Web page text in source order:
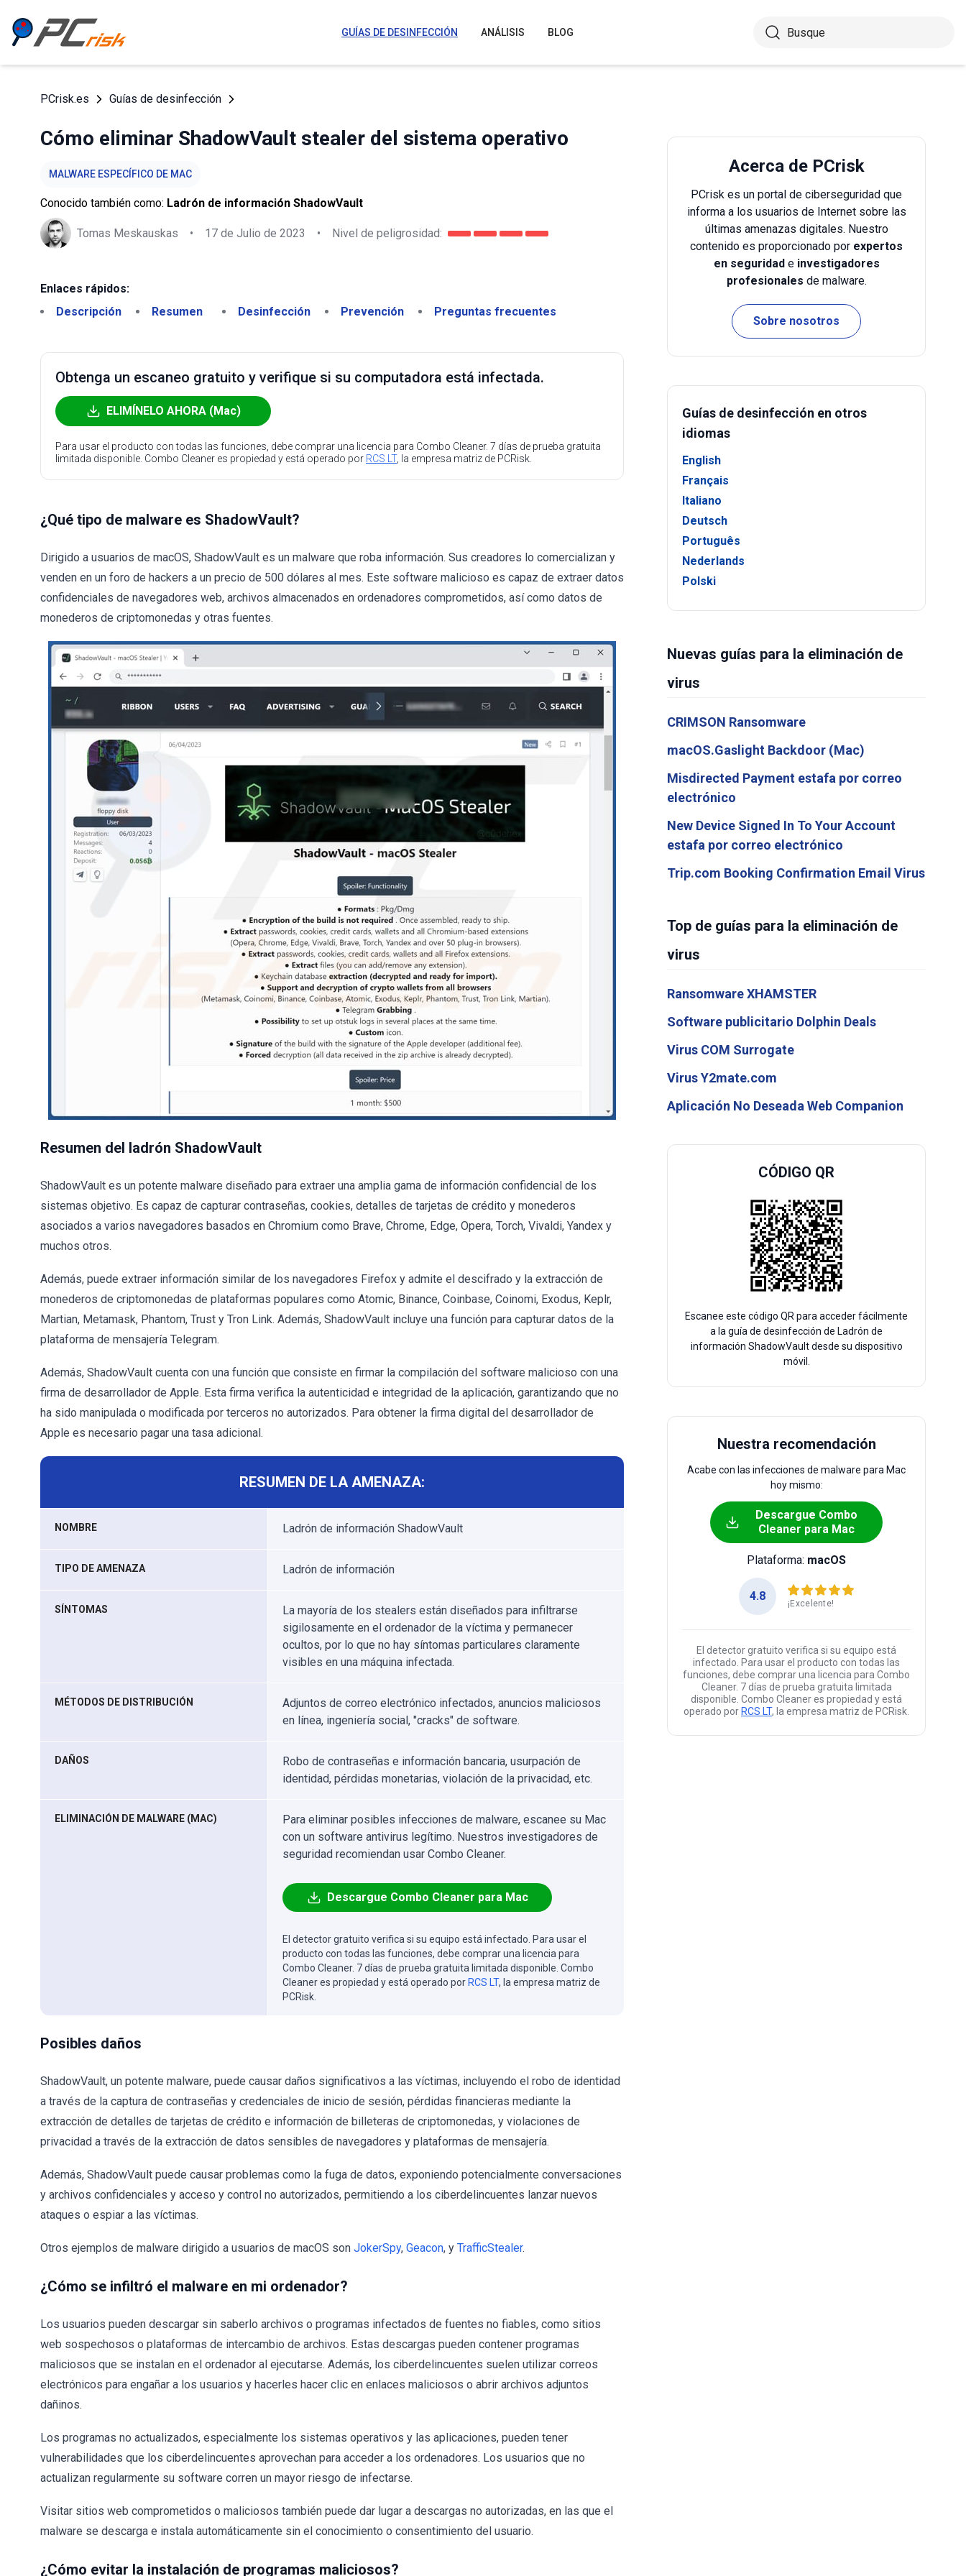
GUÍAS DE DESINFECCIÓN ANÁLISIS BLOG
PCrisk.es Guías de desinfección
Cómo eliminar ShadowVault stealer del sistema operativo
MALWARE ESPECÍFICO DE MAC
Conocido también como: Ladrón de información ShadowVault
Tomas Meskauskas • 17 de Julio de 2023 • Nivel de peligrosidad:
Enlaces rápidos:
Descripción
Resumen Desinfección Prevención Preguntas frecuentes
Obtenga un escaneo gratuito y verifique si su computadora está infectada.
ELIMÍNELO AHORA (Mac)
Para usar el producto con todas las funciones, debe comprar una licencia para Combo Cleaner. 7 días de prueba gratuita
limitada disponible. Combo Cleaner es propiedad y está operado por RCS LT, la empresa matriz de PCRisk.
¿Qué tipo de malware es ShadowVault?
Dirigido a usuarios de macOS, ShadowVault es un malware que roba información. Sus creadores lo comercializan y
venden en un foro de hackers a un precio de 500 dólares al mes. Este software malicioso es capaz de extraer datos
confidenciales de navegadores web, archivos almacenados en ordenadores comprometidos, así como datos de
monederos de criptomonedas y otras fuentes.
Resumen del ladrón ShadowVault
ShadowVault es un potente malware diseñado para extraer una amplia gama de información confidencial de los
sistemas objetivo. Es capaz de capturar contraseñas, cookies, detalles de tarjetas de crédito y monederos
asociados a varios navegadores basados en Chromium como Brave, Chrome, Edge, Opera, Torch, Vivaldi, Yandex y
muchos otros.
Además, puede extraer información similar de los navegadores Firefox y admite el descifrado y la extracción de
monederos de criptomonedas de plataformas populares como Atomic, Binance, Coinbase, Coinomi, Exodus, Keplr,
Martian, Metamask, Phantom, Trust y Tron Link. Además, ShadowVault incluye una función para capturar datos de la
plataforma de mensajería Telegram.
Además, ShadowVault cuenta con una función que consiste en firmar la compilación del software malicioso con una
firma de desarrollador de Apple. Esta firma verifica la autenticidad e integridad de la aplicación, garantizando que no
ha sido manipulada o modificada por terceros no autorizados. Para obtener la firma digital del desarrollador de
Apple es necesario pagar una tasa adicional.
RESUMEN DE LA AMENAZA:
NOMBRE Ladrón de información ShadowVault
TIPO DE AMENAZA Ladrón de información
SÍNTOMAS
La mayoría de los stealers están diseñados para infiltrarse
sigilosamente en el ordenador de la víctima y permanecer
ocultos, por lo que no hay síntomas particulares claramente
visibles en una máquina infectada.
MÉTODOS DE DISTRIBUCIÓN
Adjuntos de correo electrónico infectados, anuncios maliciosos
en línea, ingeniería social, "cracks" de software.
DAÑOS
Robo de contraseñas e información bancaria, usurpación de
identidad, pérdidas monetarias, violación de la privacidad, etc.
ELIMINACIÓN DE MALWARE (MAC)
Para eliminar posibles infecciones de malware, escanee su Mac
con un software antivirus legítimo. Nuestros investigadores de
seguridad recomiendan usar Combo Cleaner.
Descargue Combo Cleaner para Mac
El detector gratuito verifica si su equipo está infectado. Para usar el
producto con todas las funciones, debe comprar una licencia para
Combo Cleaner. 7 días de prueba gratuita limitada disponible. Combo
Cleaner es propiedad y está operado por RCS LT, la empresa matriz de
PCRisk.
Posibles daños
ShadowVault, un potente malware, puede causar daños significativos a las víctimas, incluyendo el robo de identidad
a través de la captura de contraseñas y credenciales de inicio de sesión, pérdidas financieras mediante la
extracción de detalles de tarjetas de crédito e información de billeteras de criptomonedas, y violaciones de
privacidad a través de la extracción de datos sensibles de navegadores y plataformas de mensajería.
Además, ShadowVault puede causar problemas como la fuga de datos, exponiendo potencialmente conversaciones
y archivos confidenciales y acceso y control no autorizados, permitiendo a los ciberdelincuentes lanzar nuevos
ataques o espiar a las víctimas.
Otros ejemplos de malware dirigido a usuarios de macOS son JokerSpy, Geacon, y TrafficStealer.
¿Cómo se infiltró el malware en mi ordenador?
Los usuarios pueden descargar sin saberlo archivos o programas infectados de fuentes no fiables, como sitios
web sospechosos o plataformas de intercambio de archivos. Estas descargas pueden contener programas
maliciosos que se instalan en el ordenador al ejecutarse. Además, los ciberdelincuentes suelen utilizar correos
electrónicos para engañar a los usuarios y hacerles hacer clic en enlaces maliciosos o abrir archivos adjuntos
dañinos.
Los programas no actualizados, especialmente los sistemas operativos y las aplicaciones, pueden tener
vulnerabilidades que los ciberdelincuentes aprovechan para acceder a los ordenadores. Los usuarios que no
actualizan regularmente su software corren un mayor riesgo de infectarse.
Visitar sitios web comprometidos o maliciosos también puede dar lugar a descargas no autorizadas, en las que el
malware se descarga e instala automáticamente sin el conocimiento o consentimiento del usuario.
¿Cómo evitar la instalación de programas maliciosos?
Acerca de PCrisk
PCrisk es un portal de ciberseguridad que
informa a los usuarios de Internet sobre las
últimas amenazas digitales. Nuestro
contenido es proporcionado por expertos
en seguridade investigadores
profesionales de malware.
Sobre nosotros
Guías de desinfección en otros
idiomas
English
Français
Italiano
Deutsch
Português
Nederlands
Polski
Nuevas guías para la eliminación de
virus
CRIMSON Ransomware
macOS.Gaslight Backdoor (Mac)
Misdirected Payment estafa por correo
electrónico
New Device Signed In To Your Account
estafa por correo electrónico
Trip.com Booking Confirmation Email Virus
Top de guías para la eliminación de
virus
Ransomware XHAMSTER
Software publicitario Dolphin Deals
Virus COM Surrogate
Virus Y2mate.com
Aplicación No Deseada Web Companion
CÓDIGO QR
Escanee este código QR para acceder fácilmente
a la guía de desinfección de Ladrón de
información ShadowVault desde su dispositivo
móvil.
Nuestra recomendación
Acabe con las infecciones de malware para Mac
hoy mismo:
Descargue Combo
Cleaner para Mac
Plataforma: macOS
4.8
¡Excelente!
El detector gratuito verifica si su equipo está
infectado. Para usar el producto con todas las
funciones, debe comprar una licencia para Combo
Cleaner. 7 días de prueba gratuita limitada
disponible. Combo Cleaner es propiedad y está
operado por RCS LT, la empresa matriz de PCRisk.